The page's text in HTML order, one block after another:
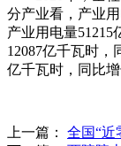
分产业看，产业
产业用电量51215
12087亿千瓦时，
亿千瓦时，同比增
上一篇： 全国“近